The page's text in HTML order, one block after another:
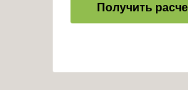
Получить